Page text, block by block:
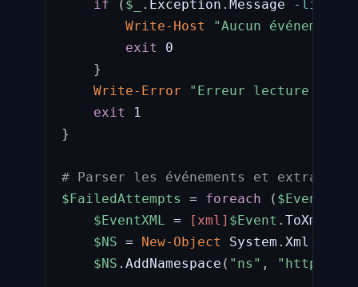
if
( $_ . Exception . Message -like
Write-Host
"Aucun
exit
0
}
Write-Error
"Erreur lecture
exit
}
# Parser les événements et extraire
$FailedAttempts
= foreach ( $Event
$EventXML = [xml] $Event . ToXml
$NS = New-Object System . Xml .
$NS . AddNamespace ( "ns" , "http://